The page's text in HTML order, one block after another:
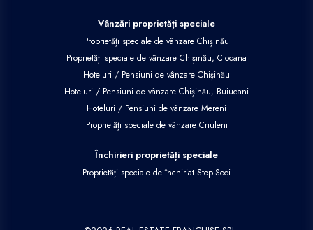
Vânzări proprietăți speciale
Proprietăți speciale de vânzare Chișinău
Proprietăți speciale de vânzare Chișinău, Ciocana
Hoteluri / Pensiuni de vânzare Chișinău
Hoteluri / Pensiuni de vânzare Chișinău, Buiucani
Hoteluri / Pensiuni de vânzare Mereni
Proprietăți speciale de vânzare Criuleni
Închirieri proprietăți speciale
Proprietăți speciale de închiriat Step-Soci